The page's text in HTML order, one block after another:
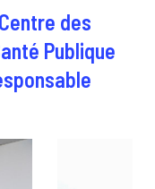
des
Publique